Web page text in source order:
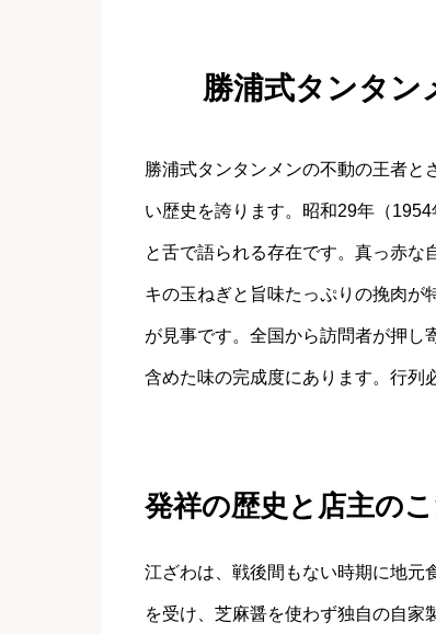
勝浦式タンタン
勝浦式タンタンメンの不動の王者と
い歴史を誇ります。昭和29年（
と舌で語られる存在です。真っ赤な
キの玉ねぎと旨味たっぷりの挽肉が
が見事です。全国から訪問者が押し
含めた味の完成度にあります。行列
発祥の歴史と店主の
江ざわは、戦後間もない時期に地元
を受け、芝麻醤を使わず独自の自家